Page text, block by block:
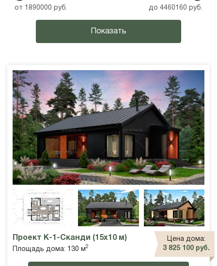
от 1890000 руб. до 4460160 руб.
Проект К-1-Сканди (15х10 м)
Площадь дома: 130 м2
Цена дома:
3 825 100 руб.